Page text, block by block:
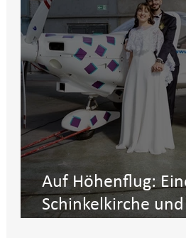
Auf Höhenflug:
Schinkelkirche
Neuhardenberg